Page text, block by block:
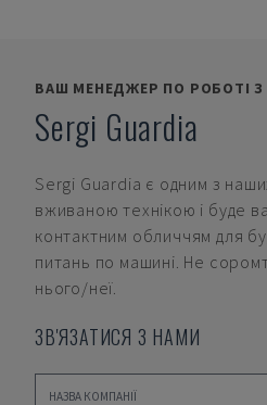
ВАШ МЕНЕДЖЕР ПО РОБОТІ З
Sergi Guardia
Sergi Guardia є одним з
вживаною технікою і буде
контактним обличчям для
питань по машині. Не
нього/неї.
ЗВ'ЯЗАТИСЯ З НАМИ